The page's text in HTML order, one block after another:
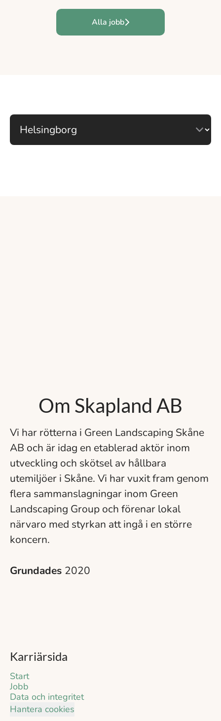
Alla jobb
Om Skapland AB
Vi har rötterna i Green Landscaping Skåne
AB och är idag en etablerad aktör inom
utveckling och skötsel av hållbara
utemiljöer i Skåne. Vi har vuxit fram genom
flera sammanslagningar inom Green
Landscaping Group och förenar lokal
närvaro med styrkan att ingå i en större
koncern.
Grundades 2020
Karriärsida
Start
Jobb
Data och integritet
Hantera cookies